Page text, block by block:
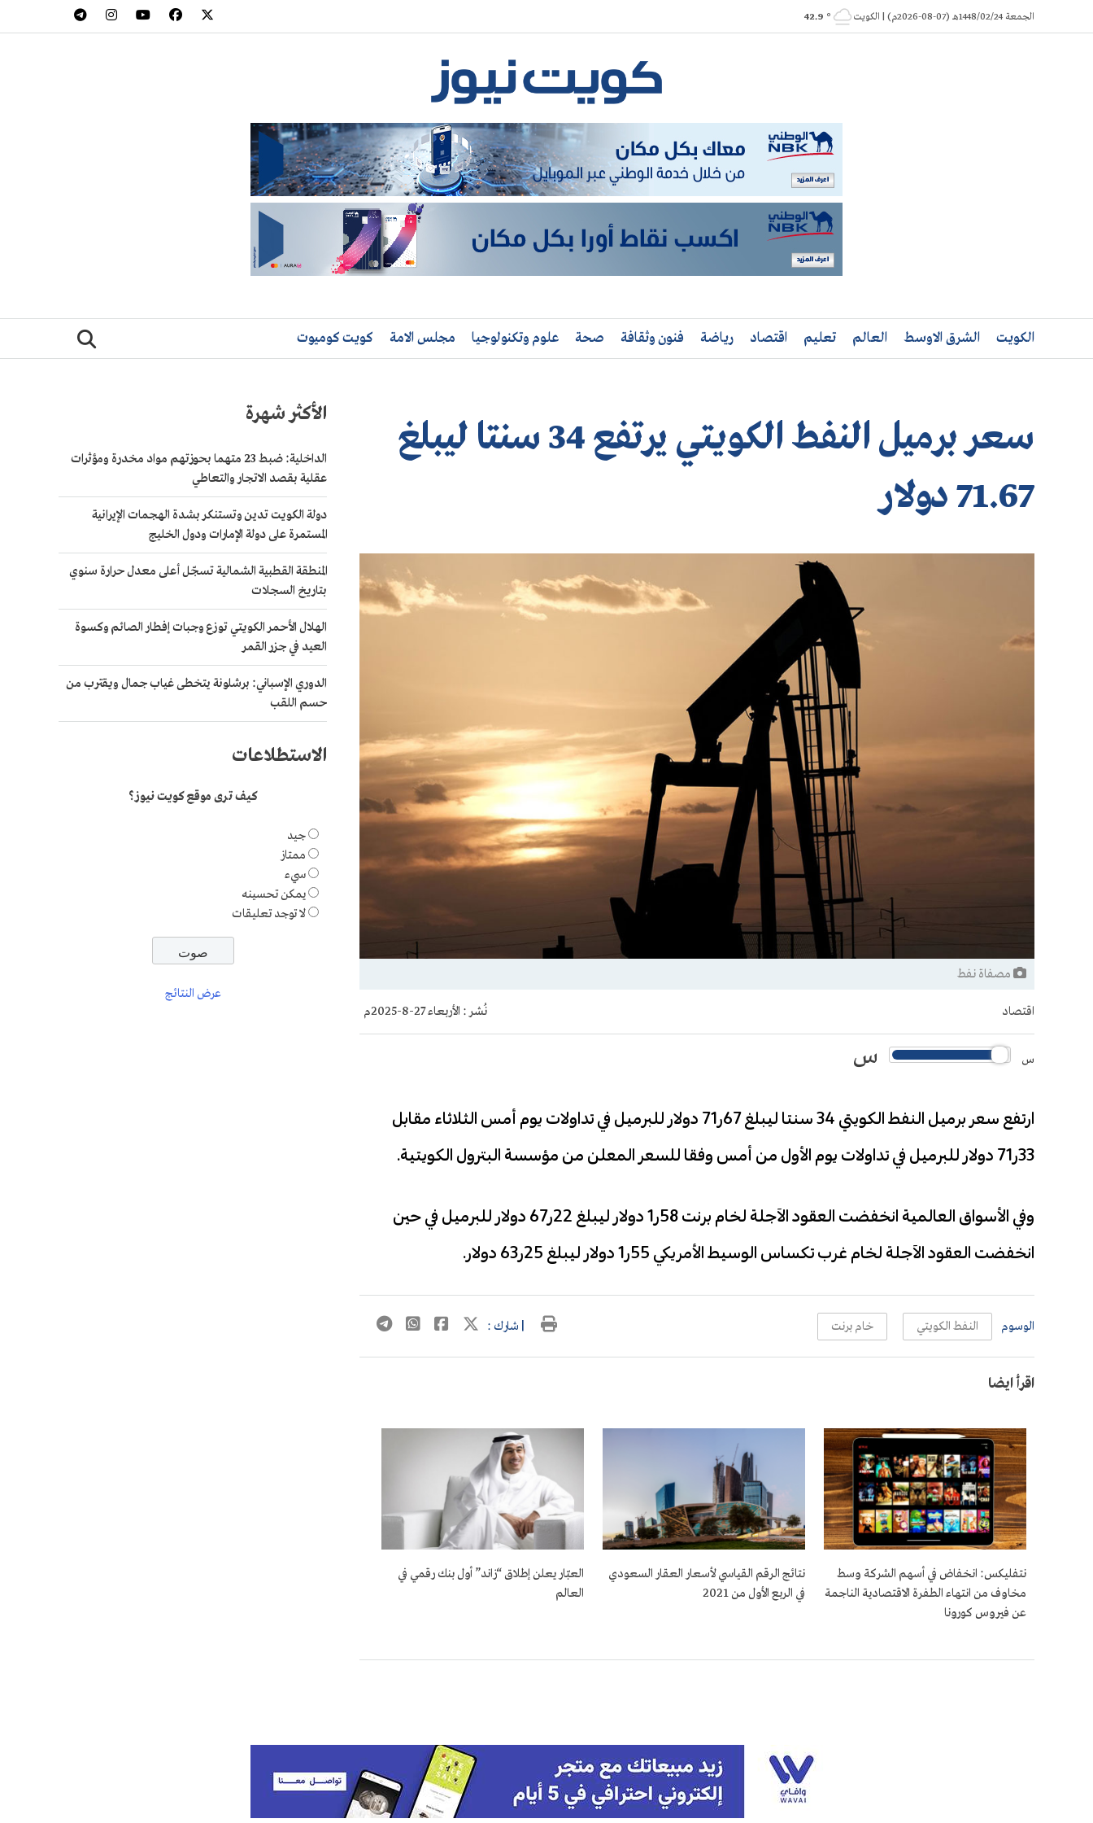
to
الجمعة 1448/02/24هـ (07-08-2026م) | الكويت ° 42.9
الكويت الشرق الاوسط العالم تعليم اقتصاد رياضة فنون وثقافة صحة علوم وتكنولوجيا مجلس الامة كويت كوميوت
سعر برميل النفط الكويتي يرتفع 34 سنتا ليبلغ
71.67 دولار
مصفاة نفط
اقتصاد نُشر : الأربعاء 27-8-2025م
س س
ارتفع سعر برميل النفط الكويتي 34 سنتا ليبلغ 67ر71 دولار للبرميل في تداولات يوم أمس الثلاثاء مقابل
33ر71 دولار للبرميل في تداولات يوم الأول من أمس وفقا للسعر المعلن من مؤسسة البترول الكويتية.
وفي الأسواق العالمية انخفضت العقود الآجلة لخام برنت 58ر1 دولار ليبلغ 22ر67 دولار للبرميل في حين
انخفضت العقود الآجلة لخام غرب تكساس الوسيط الأمريكي 55ر1 دولار ليبلغ 25ر63 دولار.
الوسوم النفط الكويتي خام برنت | شارك :
اقرأ ايضا
نتفليكس: انخفاض في أسهم الشركة وسط
مخاوف من انتهاء الطفرة الاقتصادية الناجمة
عن فيروس كورونا
نتائج الرقم القياسي لأسعار العقار السعودي
في الربع الأول من 2021
العبّار يعلن إطلاق “زاند” أول بنك رقمي في
العالم
الأكثر شهرة
الداخلية: ضبط 23 متهما بحوزتهم مواد مخدرة ومؤثرات
عقلية بقصد الاتجار والتعاطي
دولة الكويت تدين وتستنكر بشدة الهجمات الإيرانية
المستمرة على دولة الإمارات ودول الخليج
المنطقة القطبية الشمالية تسجّل أعلى معدل حرارة سنوي
بتاريخ السجلات
الهلال الأحمر الكويتي توزع وجبات إفطار الصائم وكسوة
العيد في جزر القمر
الدوري الإسباني: برشلونة يتخطى غياب جمال ويقترب من
حسم اللقب
الاستطلاعات
كيف ترى موقع كويت نيوز؟
جيد
ممتاز
سيء
يمكن تحسينه
لا توجد تعليقات
عرض النتائج